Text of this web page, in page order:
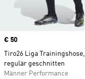
Price
€ 50
Tiro26 Liga Trainingshose,
regulär geschnitten
Männer Performance